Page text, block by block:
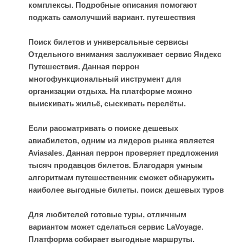
комплексы. Подробные описания помогают
поджать самолучший вариант. путешествия
Поиск билетов и универсальные сервисы
Отдельного внимания заслуживает сервис Яндекс
Путешествия. Данная перрон
многофункциональный инструмент для
организации отдыха. На платформе можно
выискивать жильё, сыскивать перелёты.
Если рассматривать о поиске дешевых
авиабилетов, одним из лидеров рынка является
Aviasales. Данная перрон проверяет предложения
тысяч продавцов билетов. Благодаря умным
алгоритмам путешественник сможет обнаружить
наиболее выгодные билеты. поиск дешевых туров
Для любителей готовые туры, отличным
вариантом может сделаться сервис LaVoyage.
Платформа собирает выгодные маршруты.